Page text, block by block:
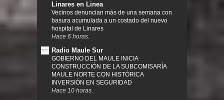
Linares en Linea
Vecinos denuncian más de una semana con
basura acumulada a un costado del nuevo
hospital de Linares
Hace 6 horas.
Radio Maule Sur
GOBIERNO DEL MAULE INICIA
CONSTRUCCIÓN DE LA SUBCOMISARÍA
MAULE NORTE CON HISTÓRICA
INVERSIÓN EN SEGURIDAD
Hace 10 horas.